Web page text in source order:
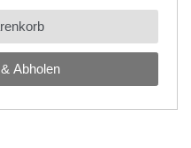
Abholen